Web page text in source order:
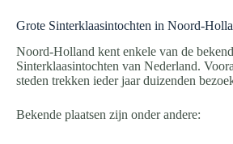
Grote Sinterklaasintochten in Noord-
Noord-Holland kent enkele van de
Sinterklaasintochten van Nederland.
steden trekken ieder jaar duizenden
Bekende plaatsen zijn onder andere: